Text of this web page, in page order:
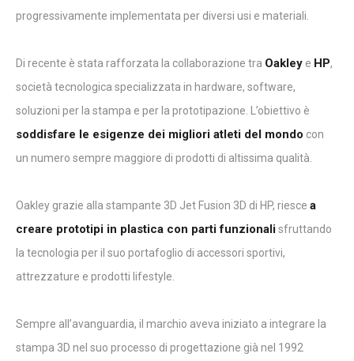
progressivamente implementata per diversi usi e materiali.
Di recente è stata rafforzata la collaborazione tra Oakley e HP,
società tecnologica specializzata in hardware, software,
soluzioni per la stampa e per la prototipazione. L’obiettivo è
soddisfare le esigenze dei migliori atleti del mondo con
un numero sempre maggiore di prodotti di altissima qualità.
Oakley grazie alla stampante 3D Jet Fusion 3D di HP, riesce a
creare prototipi in plastica con parti funzionalisfruttando
la tecnologia per il suo portafoglio di accessori sportivi,
attrezzature e prodotti lifestyle.
Sempre all’avanguardia, il marchio aveva iniziato a integrare la
stampa 3D nel suo processo di progettazione già nel 1992